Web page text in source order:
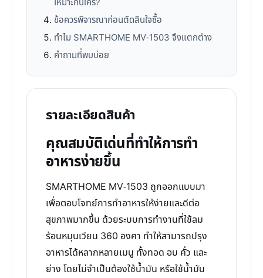
ข้อควรพิจารณาก่อนตัดสินใจซื้อ
ทำไม SMARTHOME MV-1503 จึงแตกต่าง
คำถามที่พบบ่อย
รายละเอียดสินค้า
คุณสมบัติเด่นที่ทำให้การทำ
อาหารง่ายขึ้น
SMARTHOME MV-1503 ถูกออกแบบมา
เพื่อตอบโจทย์การทำอาหารให้ง่ายและดีต่อ
สุขภาพมากขึ้น ด้วยระบบการทำงานที่ใช้ลม
ร้อนหมุนเวียน 360 องศา ทำให้สามารถปรุง
อาหารได้หลากหลายเมนู ทั้งทอด อบ คั่ว และ
ย่าง โดยไม่จำเป็นต้องใช้น้ำมัน หรือใช้น้ำมัน